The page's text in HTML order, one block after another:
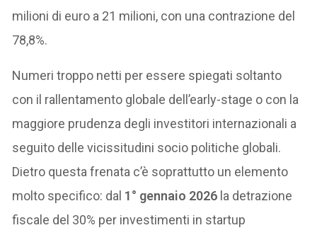
milioni di euro a 21 milioni, con una contrazione del
78,8%.
Numeri troppo netti per essere spiegati soltanto
con il rallentamento globale dell’early-stage o con la
maggiore prudenza degli investitori internazionali a
seguito delle vicissitudini socio politiche globali.
Dietro questa frenata c’è soprattutto un elemento
molto specifico: dal 1° gennaio 2026 la detrazione
fiscale del 30% per investimenti in startup